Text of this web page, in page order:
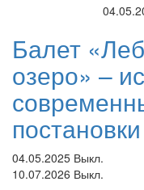
Балет
озеро» –
постановки
04.05.2025 Выкл.
10.07.2026 Выкл.